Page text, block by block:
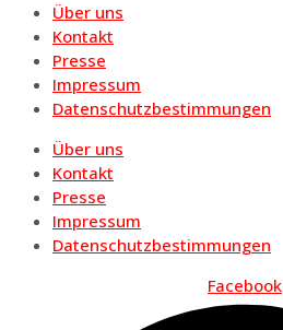
Über uns
Kontakt
Presse
Impressum
Datenschutzbestimmungen
Über uns
Kontakt
Presse
Impressum
Datenschutzbestimmungen
Facebook